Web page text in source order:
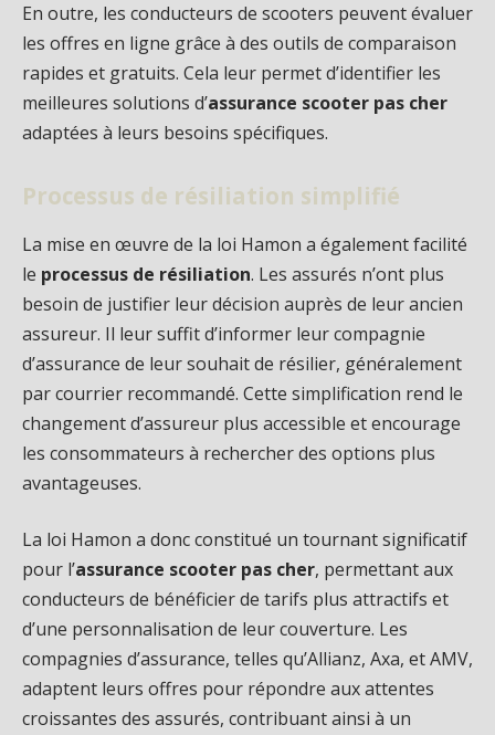
En outre, les conducteurs de scooters peuvent évaluer
les offres en ligne grâce à des outils de comparaison
rapides et gratuits. Cela leur permet d’identifier les
meilleures solutions d’assurance scooter pas cher
adaptées à leurs besoins spécifiques.
Processus de résiliation simplifié
La mise en œuvre de la loi Hamon a également facilité
le processus de résiliation. Les assurés n’ont plus
besoin de justifier leur décision auprès de leur ancien
assureur. Il leur suffit d’informer leur compagnie
d’assurance de leur souhait de résilier, généralement
par courrier recommandé. Cette simplification rend le
changement d’assureur plus accessible et encourage
les consommateurs à rechercher des options plus
avantageuses.
La loi Hamon a donc constitué un tournant significatif
pour l’assurance scooter pas cher, permettant aux
conducteurs de bénéficier de tarifs plus attractifs et
d’une personnalisation de leur couverture. Les
compagnies d’assurance, telles qu’Allianz, Axa, et AMV,
adaptent leurs offres pour répondre aux attentes
croissantes des assurés, contribuant ainsi à un